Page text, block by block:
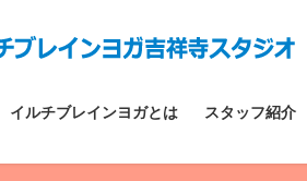
イルチブレインヨガとは スタッフ紹介